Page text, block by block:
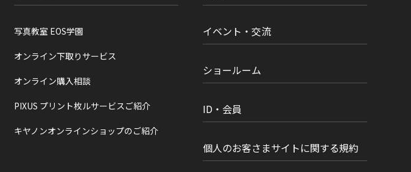
写真教室 EOS学園
オンライン下取りサービス
オンライン購入相談
PIXUS プリント枚ルサービスご紹介
キヤノンオンラインショップのご紹介
イベント・交流
ショールーム
ID・会員
個人のお客さまサイトに関する規約